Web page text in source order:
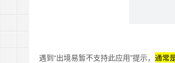
遇到“出境易暂不支持此应用”提示， 通常